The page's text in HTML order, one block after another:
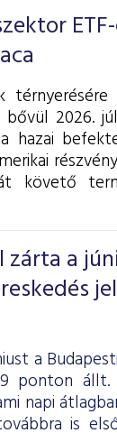
2026.
hazai
követő
zárta a
a
ponton
napi
is